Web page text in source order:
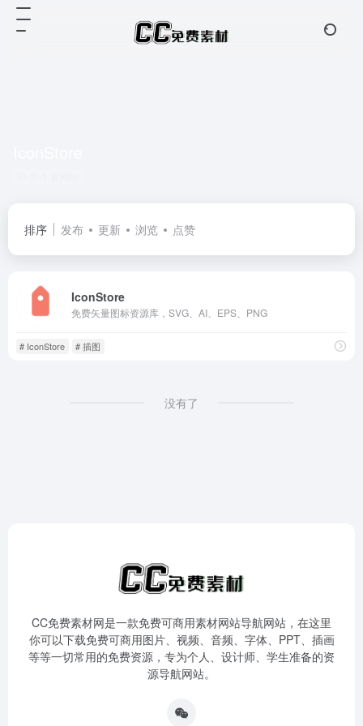
排序 发布 更新 浏览 点赞
IconStore
免费矢量图标资源库，SVG、AI、EPS、PNG
# IconStore # 插图
没有了
CC免费素材网是一款免费可商用素材网站导航网站，在这里
你可以下载免费可商用图片、视频、音频、字体、PPT、插画
等等一切常用的免费资源，专为个人、设计师、学生准备的资
源导航网站。